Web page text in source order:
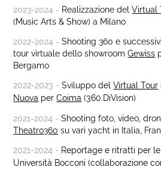
2023-2024 - Realizzazione delVirtual
(Music Arts & Show) a Milano
2022-2024 -Shooting 360 e
tour virtuale dello showroomGewiss
Bergamo
2022-2023 -Sviluppo delVirtual Tour
Nuova perCoima (360.DiVision)
2021-2024 -Shooting foto, video,
Theatro360 su vari yacht in Italia,
2021-2024 - Reportage e ritratti per
Università Bocconi (collaborazione